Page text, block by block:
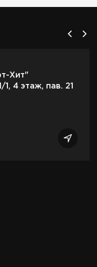
пр-т, д. 36